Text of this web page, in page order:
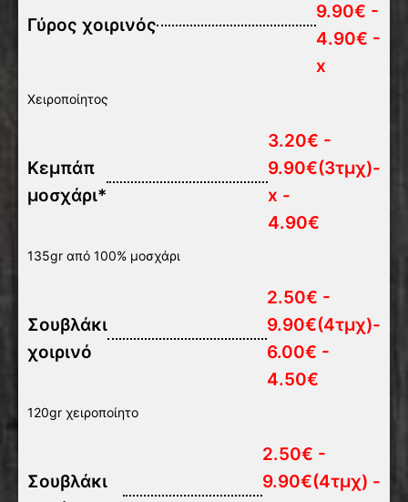
Γύρος χοιρινός
9.90€ -
4.90€ -
x
Χειροποίητος
Κεμπάπ
μοσχάρι*
3.20€ -
9.90€(3τμχ)-
x -
4.90€
135gr από 100% μοσχάρι
Σουβλάκι
χοιρινό
2.50€ -
9.90€(4τμχ)-
6.00€ -
4.50€
120gr χειροποίητο
Σουβλάκι
2.50€ -
9.90€(4τμχ) -